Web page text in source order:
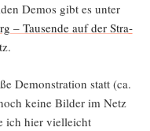
Demos gibt es unter
– Tau­sen­de auf der Stra­
Demons­tra­ti­on statt (ca.
kei­ne Bil­der im Netz
ich hier viel­leicht